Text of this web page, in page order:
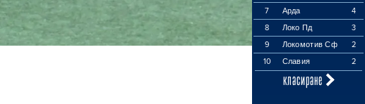
7
Арда
4
8
Локо Пд
3
9
Локомотив Сф
2
10
Славия 2
класиране